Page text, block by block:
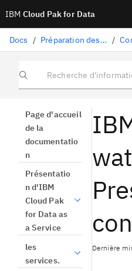
IBM Cloud Pak for Data
Docs / Préparation des données /
Recherche d'informations
Page d'accueil
de la
documentatio
n
Présentatio
n d'IBM
Cloud Pak
for Data as
a Service
les
services.
Dernière